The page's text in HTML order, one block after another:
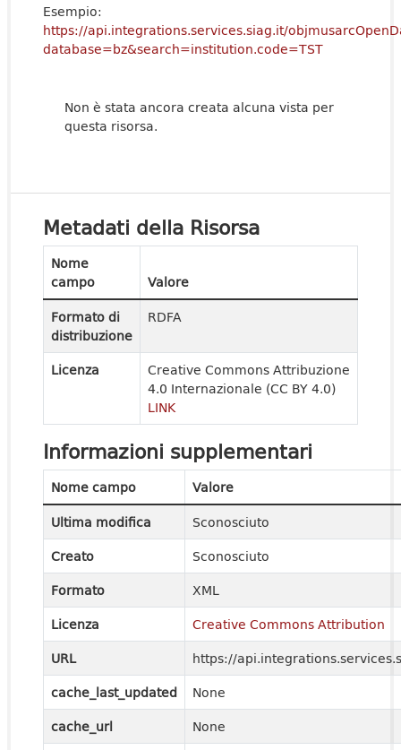
Esempio:
https://api.integrations.services.siag.it/
database=bz&search=institution.code=TST
Non è stata ancora creata alcuna vista per
questa risorsa.
Metadati della Risorsa
Nome
campo
Valore
Formato di
distribuzione
RDFA
Licenza
Creative Commons Attribuzione
4.0 Internazionale (CC BY 4.0)
LINK
Informazioni supplementari
Nome campo
Valore
Ultima modifica
Sconosciuto
Creato
Sconosciuto
Formato
XML
Licenza
Creative Commons Attribution
URL
https://
cache_last_updated
None
cache_url
None